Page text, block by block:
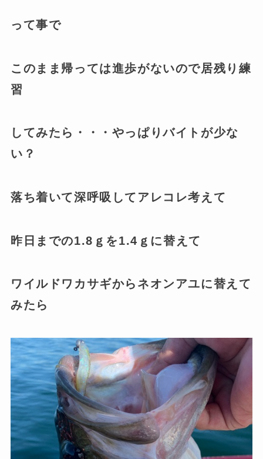
って事で
このまま帰っては進歩がないので居残り練
習
してみたら・・・やっぱりバイトが少な
い？
落ち着いて深呼吸してアレコレ考えて
昨日までの1.8ｇを1.4ｇに替えて
ワイルドワカサギからネオンアユに替えて
みたら